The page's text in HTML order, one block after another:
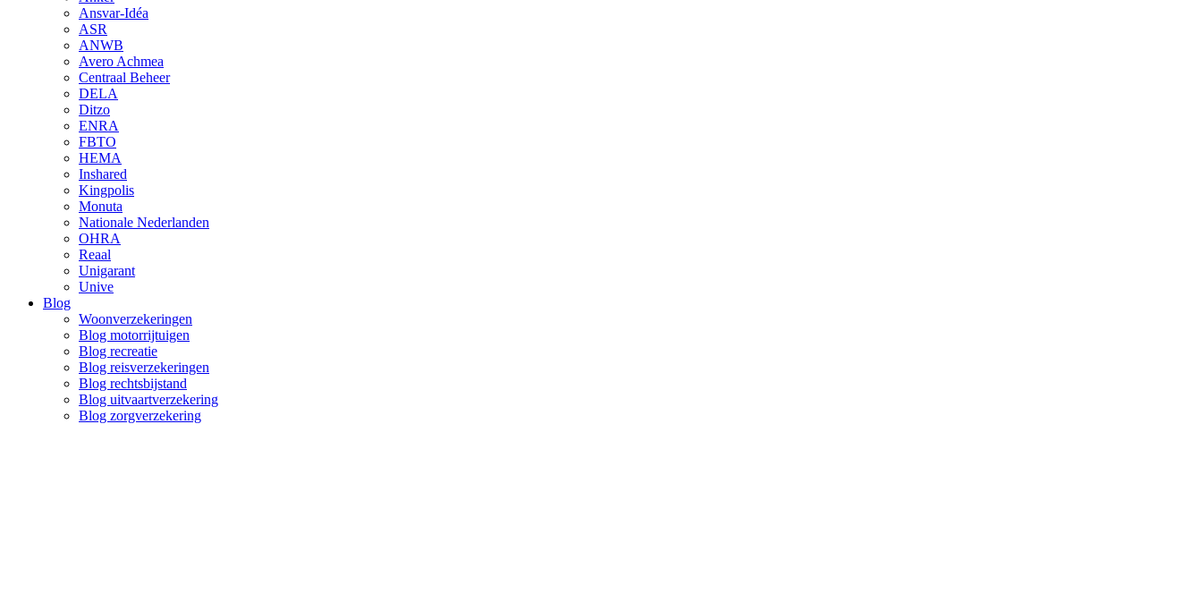
Ansvar-Idéa
ASR
ANWB
Avero Achmea
Centraal Beheer
DELA
Ditzo
ENRA
FBTO
HEMA
Inshared
Kingpolis
Monuta
Nationale Nederlanden
OHRA
Reaal
Unigarant
Unive
Blog
Woonverzekeringen
Blog motorrijtuigen
Blog recreatie
Blog reisverzekeringen
Blog rechtsbijstand
Blog uitvaartverzekering
Blog zorgverzekering